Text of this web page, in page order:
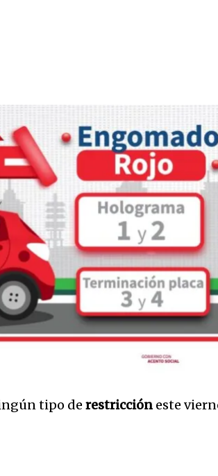
eletrónico y da
tu
Tu información
Acepto la
32,214
Seguidores
tipo de restricción este